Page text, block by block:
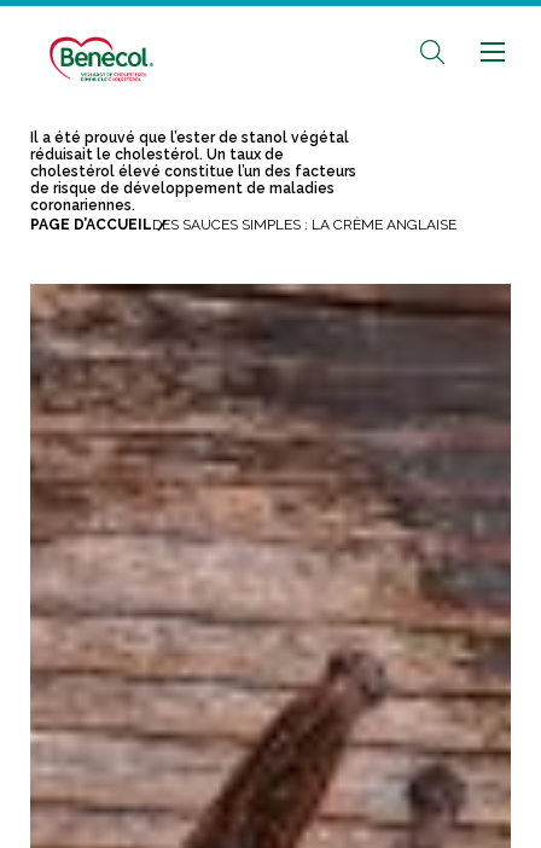
Il a été prouvé que l’ester de stanol végétal
réduisait le cholestérol. Un taux de
cholestérol élevé constitue l’un des facteurs
de risque de développement de maladies
coronariennes.
PAGE D’ACCUEILDES SAUCES SIMPLES : LA CRÈME ANGLAISE